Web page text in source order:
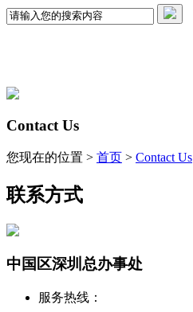
Contact Us
您现在的位置 > 首页 > Contact Us
联系方式
中国区深圳总办事处
服务热线：